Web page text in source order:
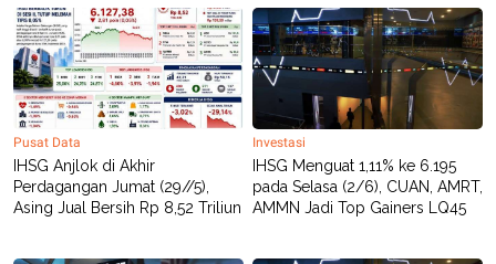
JARINGAN
K
O
N
A
N
A
D
P
R
E
S
R
E
A
Pusat Data
IHSG Anjlok di Akhir
Perdagangan Jumat (29//5),
Asing Jual Bersih Rp 8,52 Triliun
Investasi
IHSG Menguat 1,11% ke 6.195
pada Selasa (2/6), CUAN, AMRT,
AMMN Jadi Top Gainers LQ45